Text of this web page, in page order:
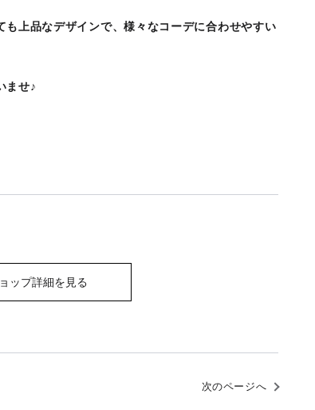
も上品なデザインで、様々なコーデに合わせやすい
ませ♪
ップ詳細を見る
次のページへ